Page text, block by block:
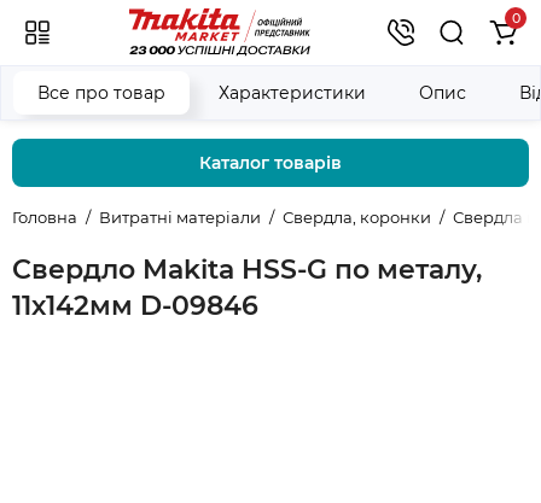
0
Каталог товарів
Головна Витратні матеріали Свердла, коронки Свердла
Свердло Makita HSS-G по металу,
11х142мм D-09846
Все про товар Характеристики Опис